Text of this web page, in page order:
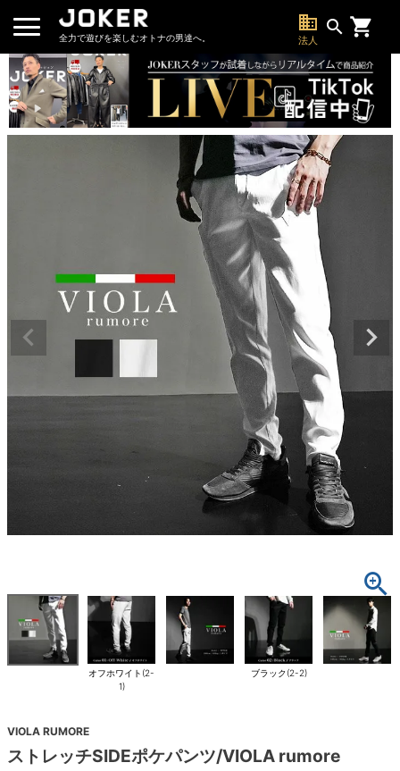
全力で遊びを楽しむオトナの男達へ。
business
法人
search
オフホワイト(2-
1)
ブラック(2-2)
VIOLA RUMORE
ストレッチSIDEポケパンツ/VIOLA rumore